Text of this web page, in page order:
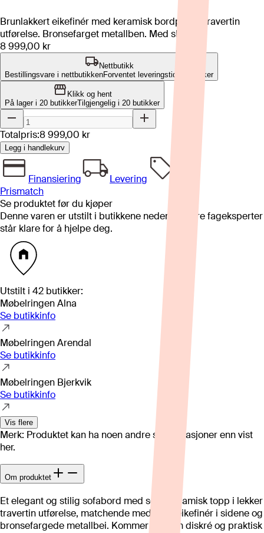
Brunlakkert eikefinér med keramisk bordplate i travertin
utførelse. Bronsefarget metallben. Med skuff.
8 999,00 kr
Nettbutikk
Bestillingsvare i nettbutikkenForventet leveringstid: 8-10 uker
Klikk og hent
På lager i 20 butikkerTilgjengelig i 20 butikker
Totalpris:8 999,00 kr
Legg i handlekurv
Finansiering
Levering
Prismatch
Se produktet før du kjøper
Denne varen er utstilt i butikkene nedenfor. Våre fageksperter
står klare for å hjelpe deg.
Utstilt i 42 butikker:
Møbelringen Alna
Se butikkinfo
Møbelringen Arendal
Se butikkinfo
Møbelringen Bjerkvik
Se butikkinfo
Vis flere
Merk: Produktet kan ha noen andre spesifikasjoner enn vist
her.
Om produktet
Et elegant og stilig sofabord med solid keramisk topp i lekker
travertin utførelse, matchende med brun eikefinér i sidene og
bronsefargede metallbei. Kommer med en diskré og praktisk